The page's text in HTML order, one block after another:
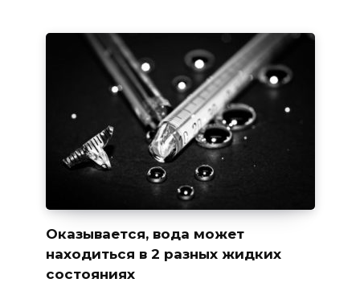
Оказывается, вода может
находиться в 2 разных жидких
состояниях